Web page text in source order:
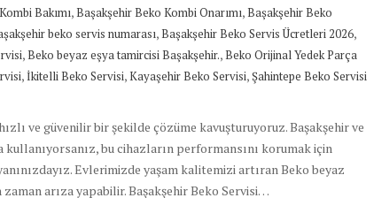
Bakımı,Başakşehir Beko Kombi Onarımı,Başakşehir Beko
beko servis numarası,Başakşehir Beko Servis Ücretleri 2026,
,Beko beyaz eşya tamircisi Başakşehir.,Beko Orijinal Yedek Parça
,İkitelli Beko Servisi,Kayaşehir Beko Servisi,Şahintepe Beko Servisi
ve güvenilir bir şekilde çözüme kavuşturuyoruz. Başakşehir ve
bu cihazların performansını korumak için
Evlerimizde yaşam kalitemizi artıran Beko beyaz
arıza yapabilir. Başakşehir Beko Servisi…